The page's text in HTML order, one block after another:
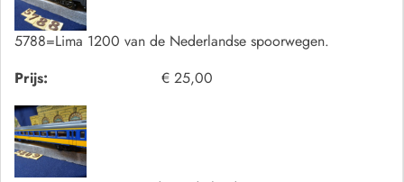
5788=Lima 1200 van de Nederlandse spoorwegen.
Prijs:
€ 25,00